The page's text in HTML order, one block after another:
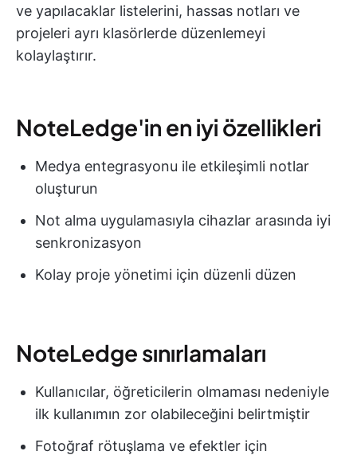
ve yapılacaklar listelerini, hassas notları ve
projeleri ayrı klasörlerde düzenlemeyi
kolaylaştırır.
NoteLedge'in en iyi özellikleri
Medya entegrasyonu ile etkileşimli notlar
oluşturun
Not alma uygulamasıyla cihazlar arasında iyi
senkronizasyon
Kolay proje yönetimi için düzenli düzen
NoteLedge sınırlamaları
Kullanıcılar, öğreticilerin olmaması nedeniyle
ilk kullanımın zor olabileceğini belirtmiştir
Fotoğraf rötuşlama ve efektler için